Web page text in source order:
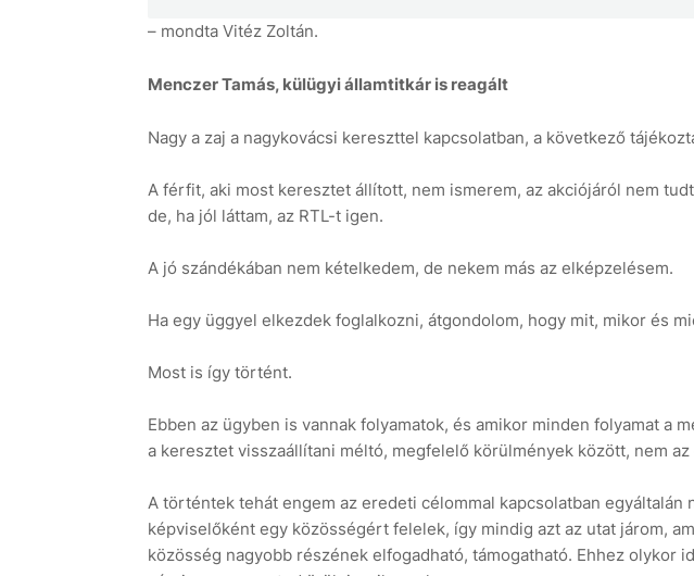
– mondta Vitéz Zoltán.
Menczer Tamás, külügyi államtitkár is reagált
Nagy a zaj a nagykovácsi kereszttel kapcsolatban, a következő
A férfit, aki most keresztet állított, nem ismerem, az akciójáról nem
de, ha jól láttam, az RTL-t igen.
A jó szándékában nem kételkedem, de nekem más az elképzelésem.
Ha egy üggyel elkezdek foglalkozni, átgondolom, hogy mit, mikor és
Most is így történt.
Ebben az ügyben is vannak folyamatok, és amikor minden folyamat a
a keresztet visszaállítani méltó, megfelelő körülmények között, nem az
A történtek tehát engem az eredeti célommal kapcsolatban egyáltalán
képviselőként egy közösségért felelek, így mindig azt az utat járom,
közösség nagyobb részének elfogadható, támogatható. Ehhez olykor